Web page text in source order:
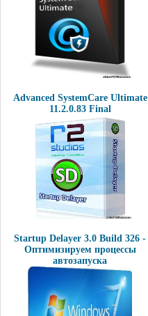
Advanced SystemCare Ultimate
11.2.0.83 Final
Startup Delayer 3.0 Build 326 -
Оптимизируем процессы
автозапуска